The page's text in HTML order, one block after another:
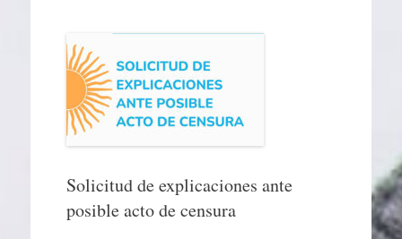
Solicitud de explicaciones ante
posible acto de censura